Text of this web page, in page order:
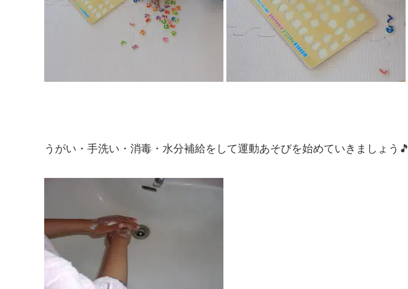
うがい・手洗い・消毒・水分補給をして運動あそびを始めていきましょう🎵